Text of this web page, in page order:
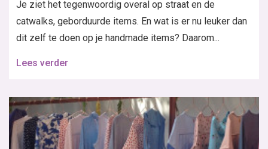
Je ziet het tegenwoordig overal op straat en de
catwalks, geborduurde items. En wat is er nu leuker dan
dit zelf te doen op je handmade items? Daarom...
Lees verder